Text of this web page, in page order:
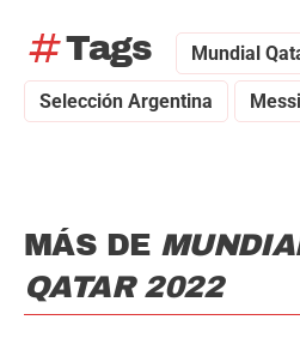
tagTags Mundial
Selección Argentina Messi
MÁS DE
QATAR 2022